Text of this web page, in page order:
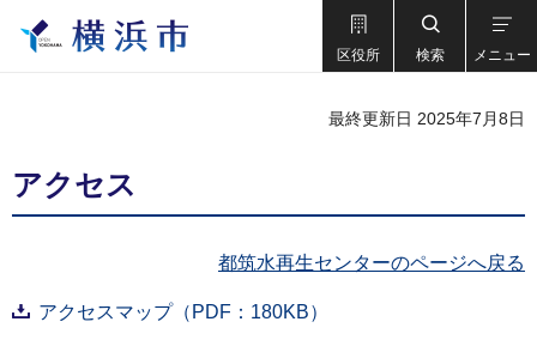
区役所 検索 メニュー
最終更新日 2025年7月8日
アクセス
都筑水再生センターのページへ戻る
アクセスマップ（PDF：180KB）